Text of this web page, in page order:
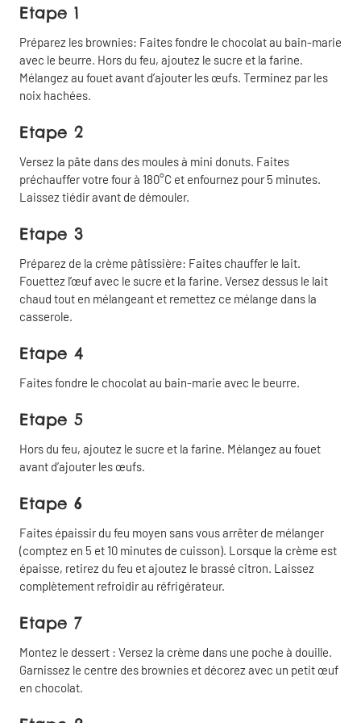
Etape 1
Préparez les brownies: Faites fondre le chocolat au bain-marie
avec le beurre. Hors du feu, ajoutez le sucre et la farine.
Mélangez au fouet avant d’ajouter les œufs. Terminez par les
noix hachées.
Etape 2
Versez la pâte dans des moules à mini donuts. Faites
préchauffer votre four à 180°C et enfournez pour 5 minutes.
Laissez tiédir avant de démouler.
Etape 3
Préparez de la crème pâtissière: Faites chauffer le lait.
Fouettez l’œuf avec le sucre et la farine. Versez dessus le lait
chaud tout en mélangeant et remettez ce mélange dans la
casserole.
Etape 4
Faites fondre le chocolat au bain-marie avec le beurre.
Etape 5
Hors du feu, ajoutez le sucre et la farine. Mélangez au fouet
avant d’ajouter les œufs.
Etape 6
Faites épaissir du feu moyen sans vous arrêter de mélanger
(comptez en 5 et 10 minutes de cuisson). Lorsque la crème est
épaisse, retirez du feu et ajoutez le brassé citron. Laissez
complètement refroidir au réfrigérateur.
Etape 7
Montez le dessert : Versez la crème dans une poche à douille.
Garnissez le centre des brownies et décorez avec un petit œuf
en chocolat.